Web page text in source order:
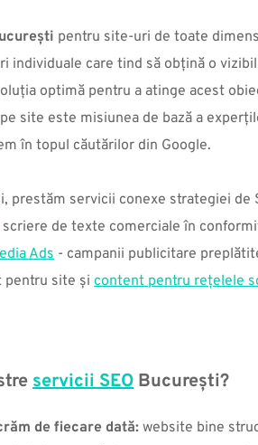
pentru site-uri de toate
individuale care tind să obțină o
optimă pentru a atinge acest
site este misiunea de bază a
în topul căutărilor din Google.
prestăm servicii conexe strategiei de
scriere de texte comerciale în
Ads - campanii publicitare
pentru site și content pentru rețelele
servicii SEO București?
de fiecare dată: website bine